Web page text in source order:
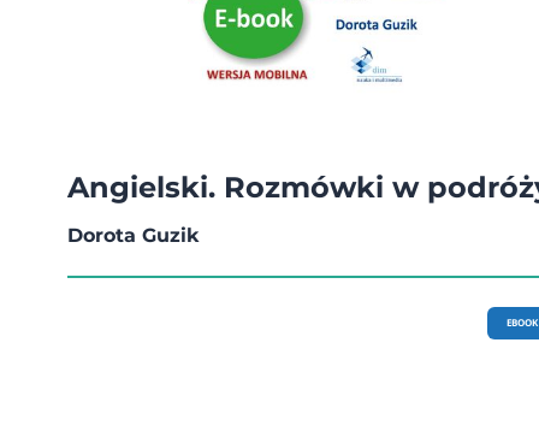
Angielski. Rozmówki w
Dorota Guzik
EBOOK